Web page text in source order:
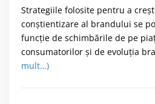
Strategiile folosite pentru a
conștientizare al brandului se
funcție de schimbările de pe
consumatorilor și de evoluția
mult…)